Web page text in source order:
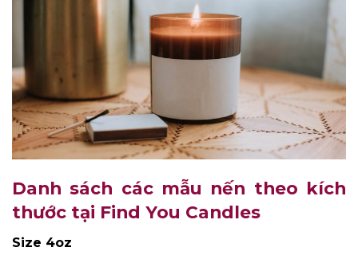
Danh sách các mẫu nến theo kích
thước tại Find You Candles
Size 4oz